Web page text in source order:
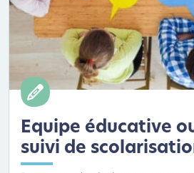
Equipe éducative
suivi de